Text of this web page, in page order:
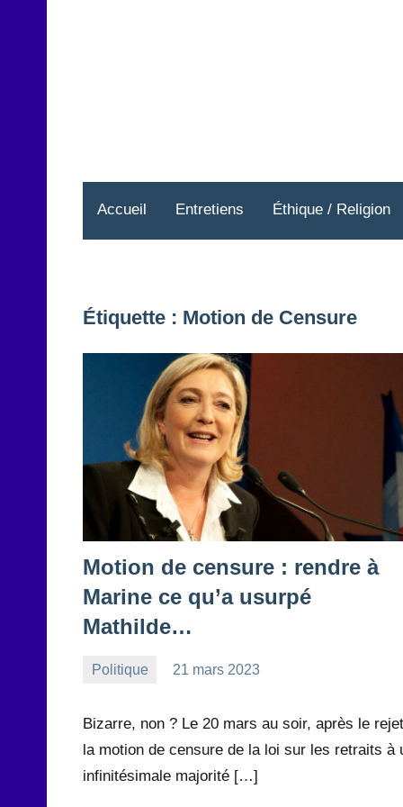
Accueil Entretiens Éthique / Religion
Étiquette : Motion de Censure
Motion de censure : rendre à
Marine ce qu’a usurpé
Mathilde…
Politique
21 mars 2023
Bizarre, non ? Le 20 mars au soir, après le
la motion de censure de la loi sur les retraits à
infinitésimale majorité […]